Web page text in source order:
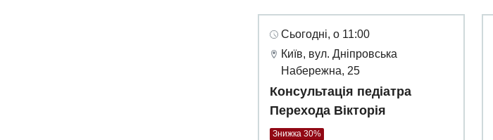
Сьогодні, о 11:00
Київ, вул. Дніпровська
Набережна, 25
Консультація педіатра
Перехода Вікторія
Знижка 30%